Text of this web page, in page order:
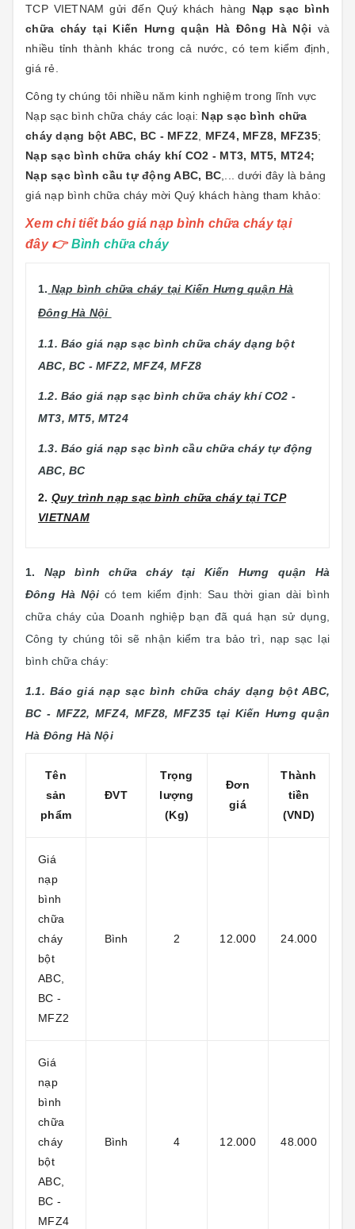
TCP VIETNAM gửi đến Quý khách hàng Nạp sạc bình
chữa cháy tại Kiến Hưng quận Hà Đông Hà Nội và
nhiều tỉnh thành khác trong cả nước, có tem kiểm định,
giá rẻ.
Công ty chúng tôi nhiều năm kinh nghiệm trong lĩnh vực
Nạp sạc bình chữa cháy các loại: Nạp sạc bình chữa
cháy dạng bột ABC, BC - MFZ2
MFZ4, MFZ8, MFZ35;
Nạp sạc bình chữa cháy khí CO2 - MT3, MT5, MT24;
Nạp sạc bình cầu tự động ABC, BC ,... dưới đây là bảng
giá nạp bình chữa cháy mời Quý khách hàng tham khảo:
Xem chi tiết báo giá nạp bình chữa cháy tại
đây👉Bình chữa cháy
1. Nạp bình chữa cháy tại Kiến Hưng quận Hà
Đông Hà Nội
1.1. Báo giá nạp sạc bình chữa cháy dạng bột
ABC, BC - MFZ2, MFZ4, MFZ8
1.2. Báo giá nạp sạc bình chữa cháy khí CO2 -
MT3, MT5, MT24
1.3. Báo giá nạp sạc bình cầu chữa cháy tự động
ABC, BC
2. Quy trình nạp sạc bình chữa cháy tại TCP
VIETNAM
1. Nạp bình chữa cháy tại Kiến Hưng quận Hà
Đông Hà Nội có tem kiểm định: Sau thời gian dài bình
chữa cháy của Doanh nghiệp bạn đã quá hạn sử dụng,
Công ty chúng tôi sẽ nhận kiểm tra bảo trì, nạp sạc lại
bình chữa cháy:
1.1. Báo giá nạp sạc bình chữa cháy dạng bột ABC,
BC - MFZ2, MFZ4, MFZ8, MFZ35 tại Kiến Hưng quận
Hà Đông Hà Nội
Tên
sản
phẩm
ĐVT
Trọng
lượng
(Kg)
Đơn
giá
Thành
tiền
(VND)
Giá
nạp
bình
chữa
cháy
bột
ABC,
BC -
MFZ2
Bình 2 12.000 24.000
Giá
nạp
bình
chữa
cháy
bột
ABC,
BC -
MFZ4
Bình 4 12.000 48.000